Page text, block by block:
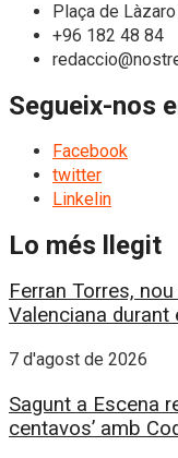
Plaça de
+96 182 48 84
Segueix-nos
Facebook
twitter
Linkelin
Lo més llegit
Ferran Torres,
Valenciana
7 d'agost de 2026
Sagunt a Escena
centavos’ amb